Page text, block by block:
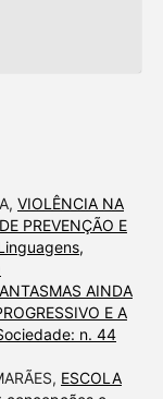
VIOLÊNCIA NA
PREVENÇÃO E
AINDA
E A
n. 44
ESCOLA